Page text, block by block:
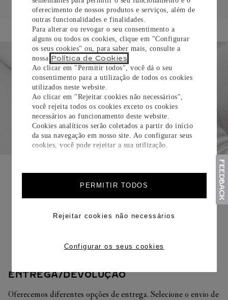
oferecimento de nossos produtos e serviços, além de
outras funcionalidades e finalidades.
Para alterar ou revogar o seu consentimento a
alguns ou todos os cookies, clique em "Configurar
os seus cookies" ou, para saber mais, consulte a
nossa Política de Cookies
Ao clicar em "Permitir todos", você dá o seu
consentimento para a utilização de todos os cookies
utilizados neste website.
Ao clicar em "Rejeitar cookies não necessários",
você rejeita todos os cookies exceto os cookies
necessários ao funcionamento deste website.
Cookies analíticos serão coletados a partir do início
da sua navegação em nosso site. Ao configurar seus
cookies, você pode rejeitar a sua utilização.
PERMITIR TODOS
Rejeitar cookies não necessários
Configurar os seus cookies
Todos os pedidos de nossa e-Boutique Cartier são
ENTREGA/DEVOLUÇÃO
Oferecemos diferentes opções de entrega. Selecione o envio de